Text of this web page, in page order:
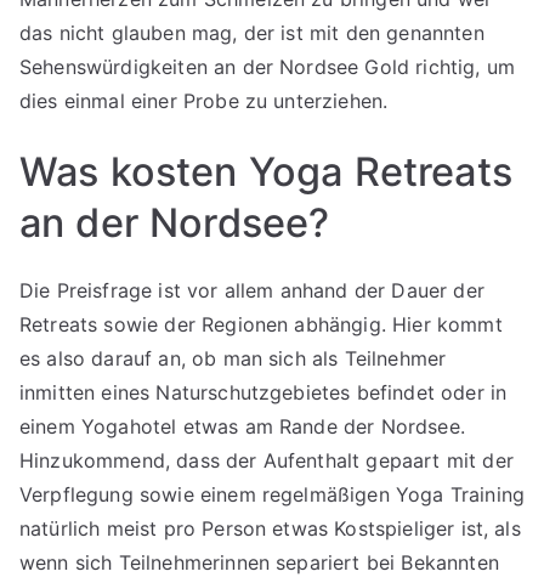
das nicht glauben mag, der ist mit den genannten
Sehenswürdigkeiten an der Nordsee Gold richtig, um
dies einmal einer Probe zu unterziehen.
Was kosten Yoga Retreats
an der Nordsee?
Die Preisfrage ist vor allem anhand der Dauer der
Retreats sowie der Regionen abhängig. Hier kommt
es also darauf an, ob man sich als Teilnehmer
inmitten eines Naturschutzgebietes befindet oder in
einem Yogahotel etwas am Rande der Nordsee.
Hinzukommend, dass der Aufenthalt gepaart mit der
Verpflegung sowie einem regelmäßigen Yoga Training
natürlich meist pro Person etwas Kostspieliger ist, als
wenn sich Teilnehmerinnen separiert bei Bekannten